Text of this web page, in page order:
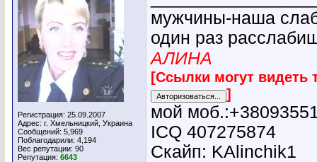
Регистрация: 25.09.2007
Адрес: г. Хмельницкий, Украина
Сообщений: 5,969
Поблагодарили: 4,194
Вес репутации: 90
Репутация: 6643
мужчины-наша
один раз
АЛИНА
[Ссылки могут видеть
]
мой
ICQ 407275874
Скайп: KAlinchik1